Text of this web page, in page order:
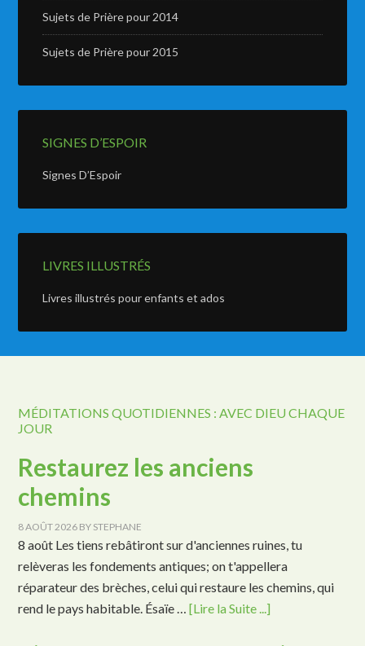
Sujets de Prière pour 2014
Sujets de Prière pour 2015
SIGNES D’ESPOIR
Signes D’Espoir
LIVRES ILLUSTRÉS
Livres illustrés pour enfants et ados
MÉDITATIONS QUOTIDIENNES : AVEC DIEU CHAQUE
JOUR
Restaurez les anciens
chemins
8 AOÛT 2026 BY STEPHANE
8 août Les tiens rebâtiront sur d'anciennes ruines, tu
relèveras les fondements antiques; on t'appellera
réparateur des brèches, celui qui restaure les chemins, qui
rend le pays habitable. Ésaïe …[Lire la Suite ...]